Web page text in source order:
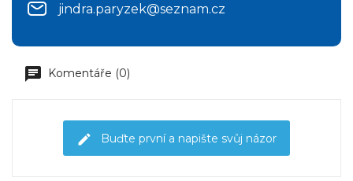
jindra.paryzek@seznam.cz
Komentáře (0)
Buďte první a napište svůj názor